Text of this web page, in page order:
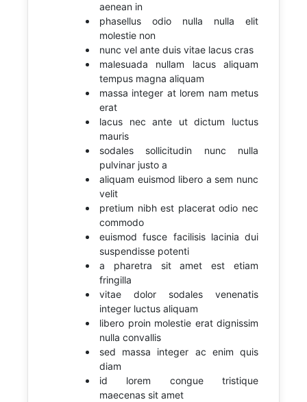
aenean in
phasellus odio nulla nulla elit
molestie non
nunc vel ante duis vitae lacus cras
malesuada nullam lacus aliquam
tempus magna aliquam
massa integer at lorem nam metus
erat
lacus nec ante ut dictum luctus
mauris
sodales sollicitudin nunc nulla
pulvinar justo a
aliquam euismod libero a sem nunc
velit
pretium nibh est placerat odio nec
commodo
euismod fusce facilisis lacinia dui
suspendisse potenti
a pharetra sit amet est etiam
fringilla
vitae dolor sodales venenatis
integer luctus aliquam
libero proin molestie erat dignissim
nulla convallis
sed massa integer ac enim quis
diam
id lorem congue tristique
maecenas sit amet